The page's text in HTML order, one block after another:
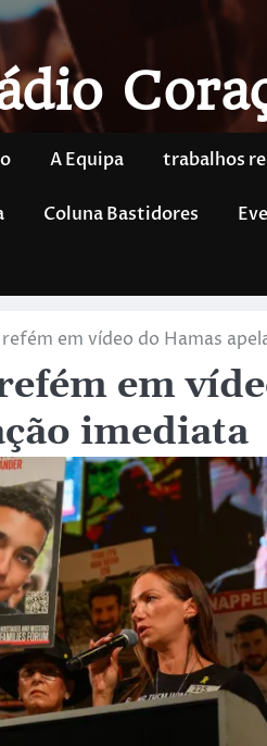
A Equipa trabalhos
Coluna Bastidores
refém em vídeo do Hamas
em
imediata